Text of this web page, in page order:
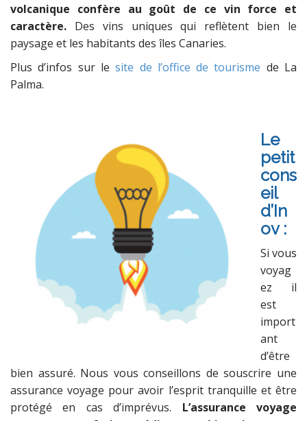
volcanique confère au goût de ce vin force et
caractère. Des vins uniques qui reflètent bien le
paysage et les habitants des îles Canaries.
Plus d’infos sur lesite de l’office de tourisme de La
Palma.
Le
petit
cons
eil
d’In
ov :
Si vous
voyag
ez il
est
import
ant
d’être
bien assuré. Nous vous conseillons de souscrire une
assurance voyage pour avoir l’esprit tranquille et être
protégé en cas d’imprévus. L’assurance voyage